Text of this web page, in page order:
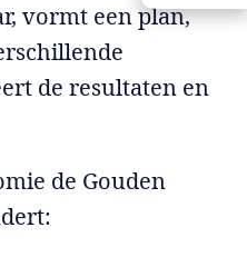
vormt een plan,
de resultaten en
de Gouden